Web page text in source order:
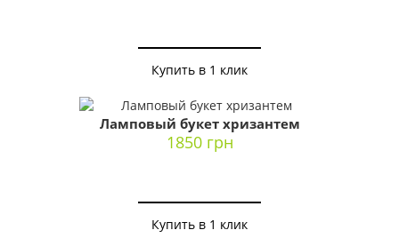
Купить в 1 клик
Ламповый букет хризантем
1850 грн
Купить в 1 клик